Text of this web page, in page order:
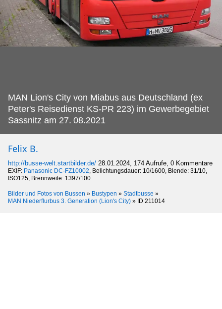
MAN Lion's City von Miabus aus Deutschland (ex
Peter's Reisedienst KS-PR 223) im Gewerbegebiet
Sassnitz am 27. 08.2021
Felix B.
http://busse-welt.startbilder.de/ 28.01.2024, 174 Aufrufe, 0 Kommentare
EXIF: Panasonic DC-FZ10002, Belichtungsdauer: 10/1600, Blende: 31/10,
ISO125, Brennweite: 1397/100
Bilder und Fotos von Bussen » Bustypen » Stadtbusse »
MAN Niederflurbus 3. Generation (Lion's City) » ID 211014